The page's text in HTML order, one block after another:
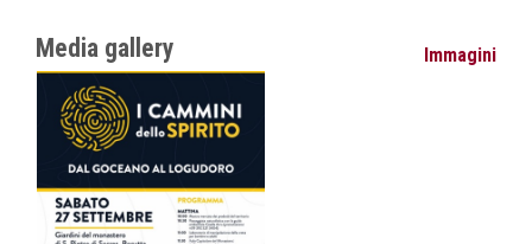
Media gallery Immagini